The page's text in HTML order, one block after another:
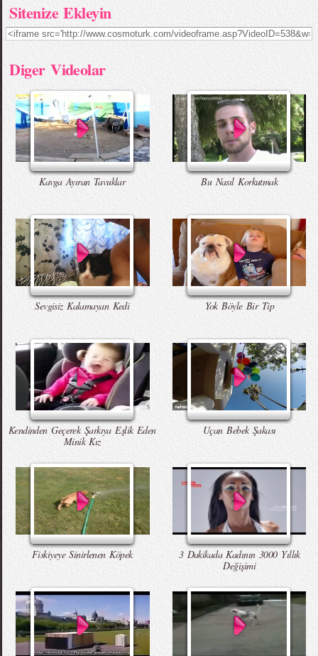
Sitenize Ekleyin
Diger Videolar
Kavga Ayıran Tavuklar Bu Nasıl Korkutmak
Sevgisiz Kalamayan Kedi Yok Böyle Bir Tip
Kendinden Geçerek Şarkıya Eşlik Eden
Minik Kız
Uçan Bebek Şakası
Fiskiyeye Sinirlenen Köpek
3 Dakikada Kadının 3000 Yıllık
Değişimi